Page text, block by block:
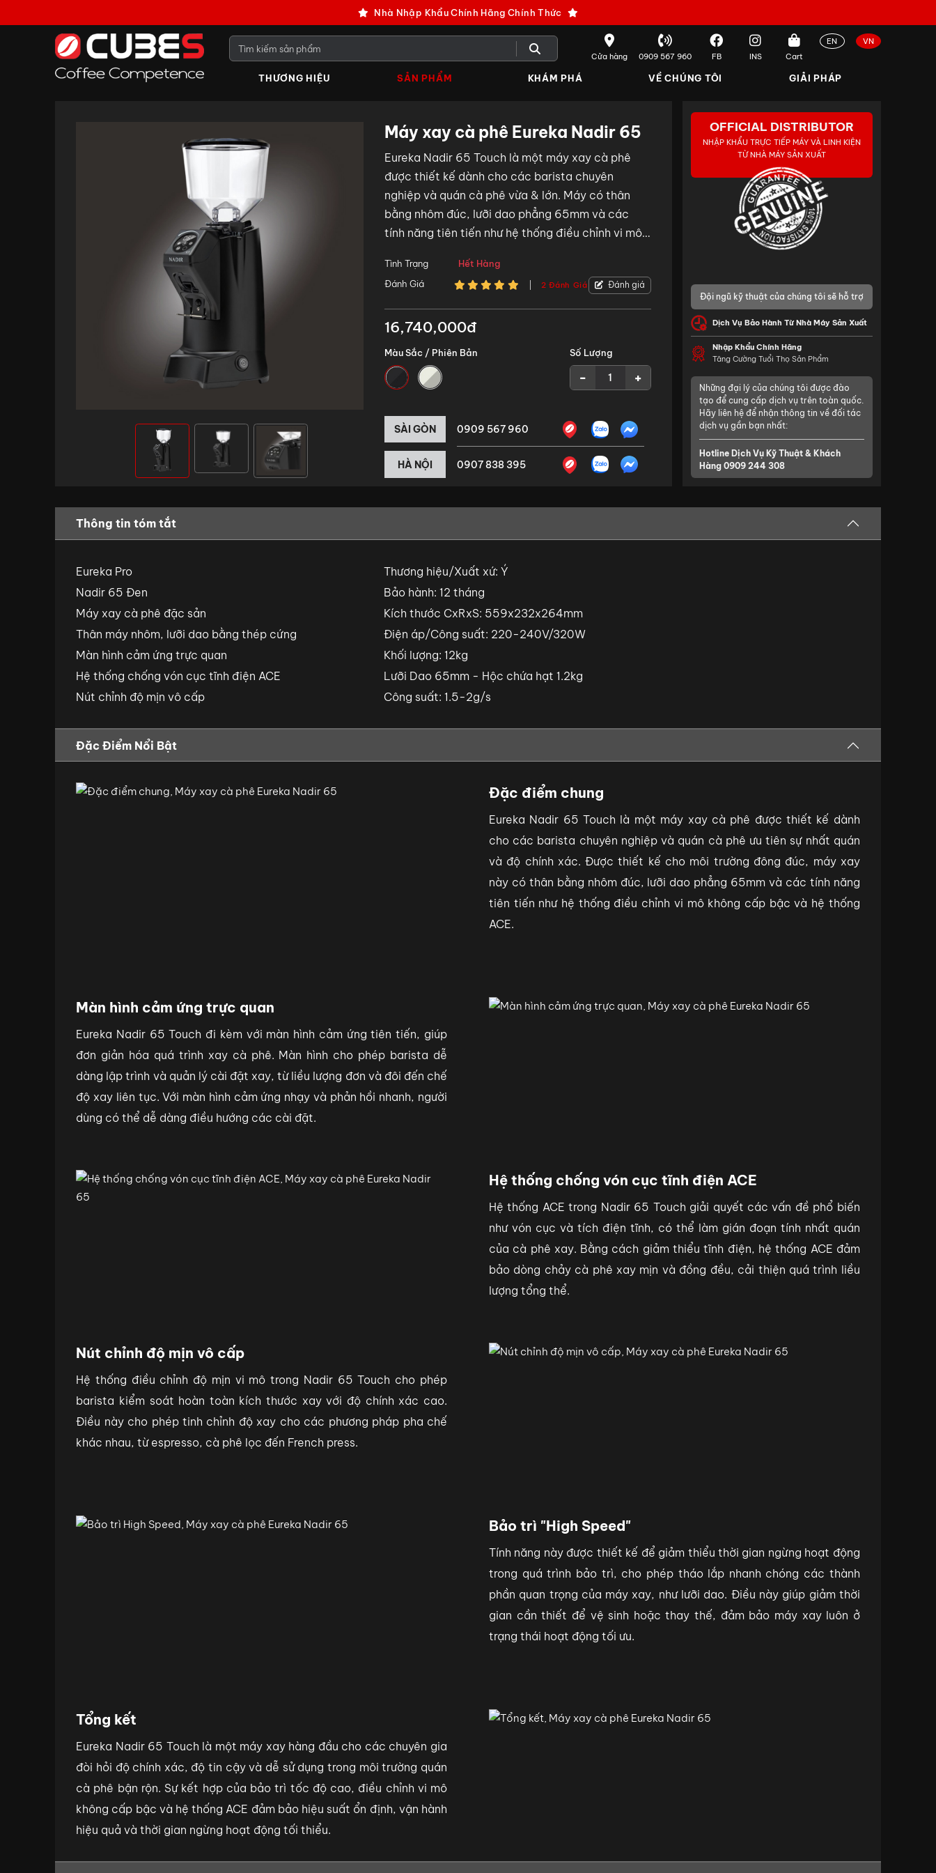
Nhà Nhập Khẩu Chính Hãng Chính Thức
Cửa hàng 0909 567 960 FB INS Cart
EN VN
THƯƠNG HIỆU SẢN PHẨM KHÁM PHÁ VỀ CHÚNG TÔI GIẢI PHÁP
Máy xay cà phê Eureka Nadir 65
Eureka Nadir 65 Touch là một máy xay cà phê
được thiết kế dành cho các barista chuyên
nghiệp và quán cà phê vừa & lớn. Máy có thân
bằng nhôm đúc, lưỡi dao phẳng 65mm và các
tính năng tiên tiến như hệ thống điều chỉnh vi mô
Tình Trạng
Hết Hàng
Đánh Giá
2 Đánh Giá Đánh giá
16,740,000đ
Màu Sắc / Phiên Bản Số Lượng
- +
SÀI GÒN 0909 567 960
HÀ NỘI 0907 838 395
OFFICIAL DISTRIBUTOR
NHẬP KHẨU TRỰC TIẾP MÁY VÀ LINH KIỆN
TỪ NHÀ MÁY SẢN XUẤT
Đội ngũ kỹ thuật của chúng tôi sẽ hỗ trợ
Dịch Vụ Bảo Hành Từ Nhà Máy Sản Xuất
Nhập Khẩu Chính Hãng
Tăng Cường Tuổi Thọ Sản Phẩm
Những đại lý của chúng tôi được đào
tạo để cung cấp dịch vụ trên toàn quốc.
Hãy liên hệ để nhận thông tin về đối tác
dịch vụ gần bạn nhất:
Hotline Dịch Vụ Kỹ Thuật & Khách
Hàng 0909 244 308
Thông tin tóm tắt
Eureka Pro
Nadir 65 Đen
Máy xay cà phê đặc sản
Thân máy nhôm, lưỡi dao bằng thép cứng
Màn hình cảm ứng trực quan
Hệ thống chống vón cục tĩnh điện ACE
Nút chỉnh độ mịn vô cấp
Thương hiệu/Xuất xứ: Ý
Bảo hành: 12 tháng
Kích thước CxRxS: 559x232x264mm
Điện áp/Công suất: 220-240V/320W
Khối lượng: 12kg
Lưỡi Dao 65mm - Hộc chứa hạt 1.2kg
Công suất: 1.5-2g/s
Đặc Điểm Nổi Bật
Đặc điểm chung
Eureka Nadir 65 Touch là một máy xay cà phê được thiết kế dành
cho các barista chuyên nghiệp và quán cà phê ưu tiên sự nhất quán
và độ chính xác. Được thiết kế cho môi trường đông đúc, máy xay
này có thân bằng nhôm đúc, lưỡi dao phẳng 65mm và các tính năng
tiên tiến như hệ thống điều chỉnh vi mô không cấp bậc và hệ thống
ACE.
Màn hình cảm ứng trực quan
Eureka Nadir 65 Touch đi kèm với màn hình cảm ứng tiên tiến, giúp
đơn giản hóa quá trình xay cà phê. Màn hình cho phép barista dễ
dàng lập trình và quản lý cài đặt xay, từ liều lượng đơn và đôi đến chế
độ xay liên tục. Với màn hình cảm ứng nhạy và phản hồi nhanh, người
dùng có thể dễ dàng điều hướng các cài đặt.
Hệ thống chống vón cục tĩnh điện ACE
Hệ thống ACE trong Nadir 65 Touch giải quyết các vấn đề phổ biến
như vón cục và tích điện tĩnh, có thể làm gián đoạn tính nhất quán
của cà phê xay. Bằng cách giảm thiểu tĩnh điện, hệ thống ACE đảm
bảo dòng chảy cà phê xay mịn và đồng đều, cải thiện quá trình liều
lượng tổng thể.
Nút chỉnh độ mịn vô cấp
Hệ thống điều chỉnh độ mịn vi mô trong Nadir 65 Touch cho phép
barista kiểm soát hoàn toàn kích thước xay với độ chính xác cao.
Điều này cho phép tinh chỉnh độ xay cho các phương pháp pha chế
khác nhau, từ espresso, cà phê lọc đến French press.
Bảo trì "High Speed"
Tính năng này được thiết kế để giảm thiểu thời gian ngừng hoạt động
trong quá trình bảo trì, cho phép tháo lắp nhanh chóng các thành
phần quan trọng của máy xay, như lưỡi dao. Điều này giúp giảm thời
gian cần thiết để vệ sinh hoặc thay thế, đảm bảo máy xay luôn ở
trạng thái hoạt động tối ưu.
Tổng kết
Eureka Nadir 65 Touch là một máy xay hàng đầu cho các chuyên gia
đòi hỏi độ chính xác, độ tin cậy và dễ sử dụng trong môi trường quán
cà phê bận rộn. Sự kết hợp của bảo trì tốc độ cao, điều chỉnh vi mô
không cấp bậc và hệ thống ACE đảm bảo hiệu suất ổn định, vận hành
hiệu quả và thời gian ngừng hoạt động tối thiểu.